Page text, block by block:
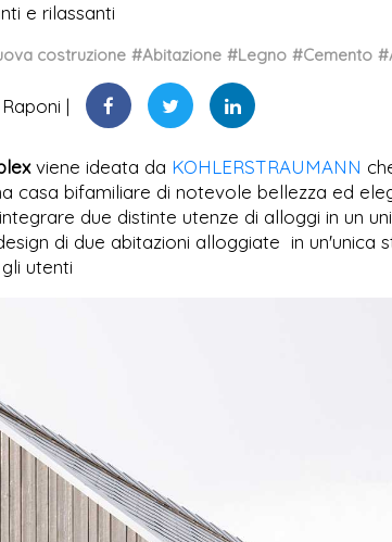
e rilassanti
costruzione #Abitazione #Legno #Cemento
viene ideata da KOHLERSTRAUMANN
casa bifamiliare di notevole bellezza ed
due distinte utenze di alloggi in un
di due abitazioni alloggiate in un'unica
utenti